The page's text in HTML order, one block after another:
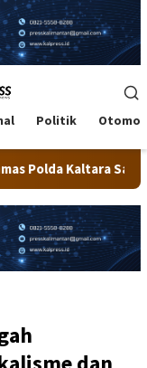
Politik
SPHP Kepada